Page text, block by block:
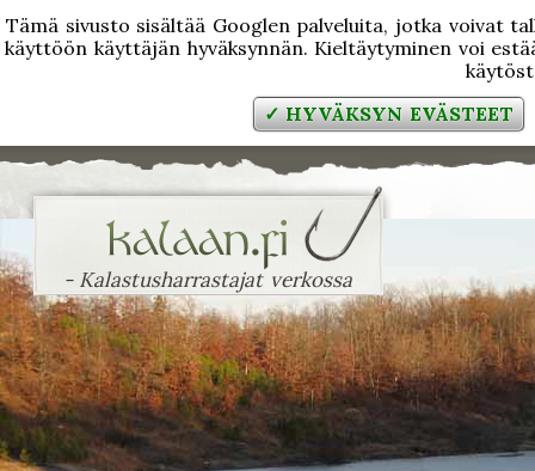
Tämä sivusto sisältää Googlen palveluita, jotka voivat
käyttöön käyttäjän hyväksynnän. Kieltäytyminen voi
✓ HYVÄKSYN EVÄSTEET
- Kalastusharrastajat verkossa